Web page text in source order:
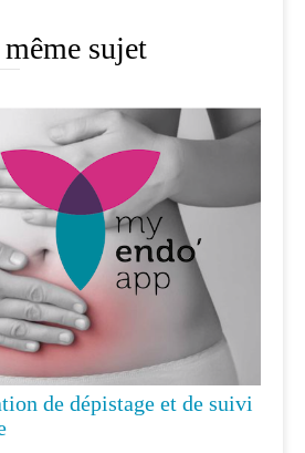
sujet
de dépistage et de suivi